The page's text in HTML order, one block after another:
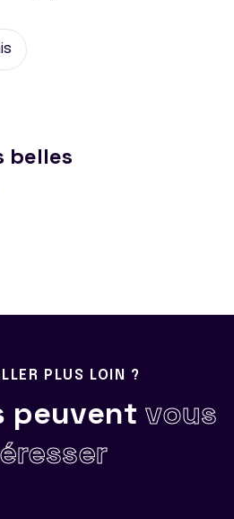
belles
PLUS LOIN ?
peuvent vous